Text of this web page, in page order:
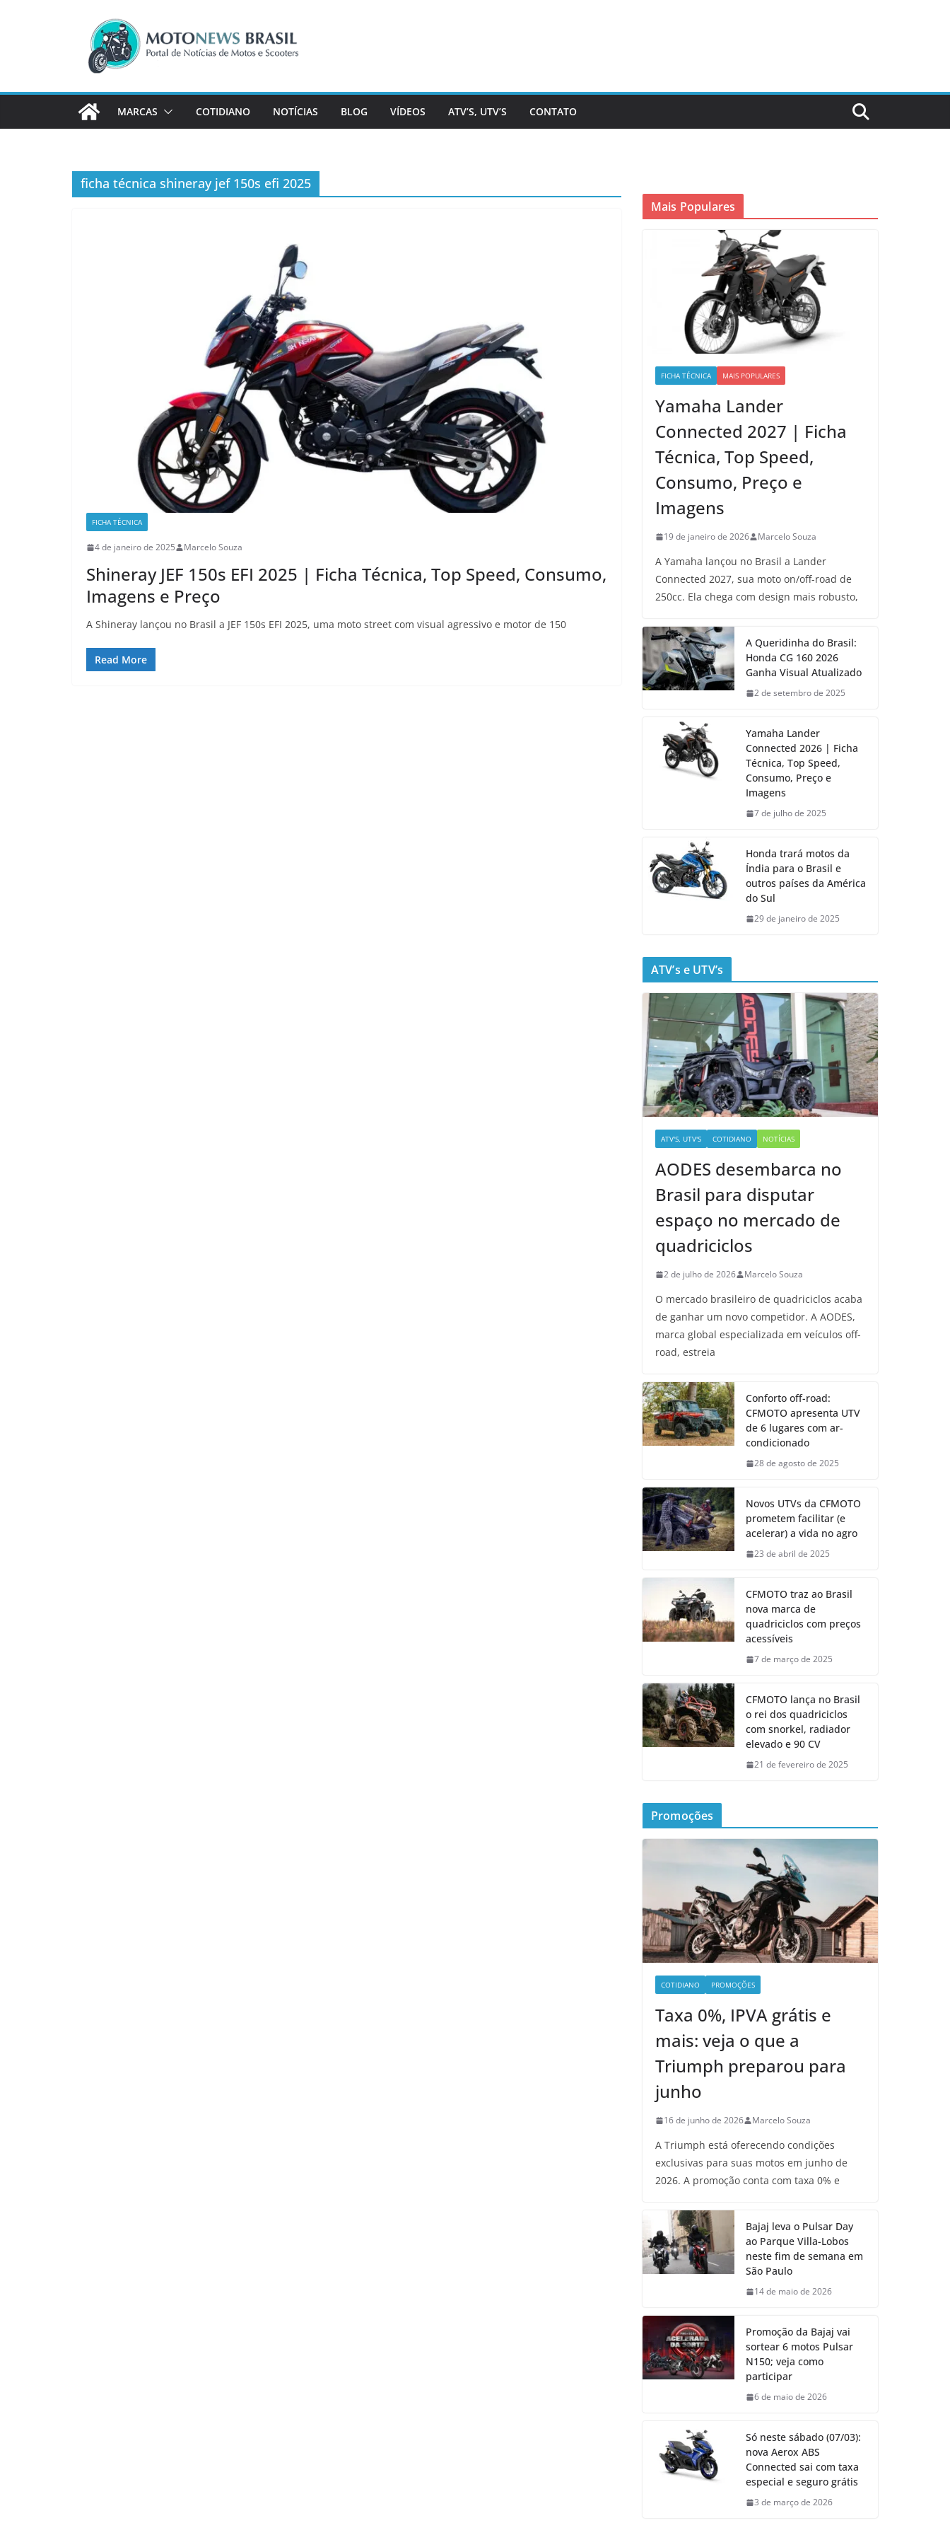
MARCAS COTIDIANO NOTÍCIAS BLOG VÍDEOS ATV’S, UTV’S CONTATO
ficha técnica shineray jef 150s efi 2025
FICHA TÉCNICA
4 de janeiro de 2025 Marcelo Souza
Shineray JEF 150s EFI 2025 | Ficha Técnica, Top Speed, Consumo,
Imagens e Preço
A Shineray lançou no Brasil a JEF 150s EFI 2025, uma moto street com visual agressivo e motor de 150
Read More
Mais Populares
FICHA TÉCNICA MAIS POPULARES
Yamaha Lander
Connected 2027 | Ficha
Técnica, Top Speed,
Consumo, Preço e
Imagens
19 de janeiro de 2026 Marcelo Souza
A Yamaha lançou no Brasil a Lander
Connected 2027, sua moto on/off-road de
250cc. Ela chega com design mais robusto,
A Queridinha do Brasil:
Honda CG 160 2026
Ganha Visual Atualizado
2 de setembro de 2025
Yamaha Lander
Connected 2026 | Ficha
Técnica, Top Speed,
Consumo, Preço e
Imagens
7 de julho de 2025
Honda trará motos da
Índia para o Brasil e
outros países da América
do Sul
29 de janeiro de 2025
ATV’s e UTV’s
ATV'S, UTV'S COTIDIANO NOTÍCIAS
AODES desembarca no
Brasil para disputar
espaço no mercado de
quadriciclos
2 de julho de 2026 Marcelo Souza
O mercado brasileiro de quadriciclos acaba
de ganhar um novo competidor. A AODES,
marca global especializada em veículos off-
road, estreia
Conforto off-road:
CFMOTO apresenta UTV
de 6 lugares com ar-
condicionado
28 de agosto de 2025
Novos UTVs da CFMOTO
prometem facilitar (e
acelerar) a vida no agro
23 de abril de 2025
CFMOTO traz ao Brasil
nova marca de
quadriciclos com preços
acessíveis
7 de março de 2025
CFMOTO lança no Brasil
o rei dos quadriciclos
com snorkel, radiador
elevado e 90 CV
21 de fevereiro de 2025
Promoções
COTIDIANO PROMOÇÕES
Taxa 0%, IPVA grátis e
mais: veja o que a
Triumph preparou para
junho
16 de junho de 2026 Marcelo Souza
A Triumph está oferecendo condições
exclusivas para suas motos em junho de
2026. A promoção conta com taxa 0% e
Bajaj leva o Pulsar Day
ao Parque Villa-Lobos
neste fim de semana em
São Paulo
14 de maio de 2026
Promoção da Bajaj vai
sortear 6 motos Pulsar
N150; veja como
participar
6 de maio de 2026
Só neste sábado (07/03):
nova Aerox ABS
Connected sai com taxa
especial e seguro grátis
3 de março de 2026